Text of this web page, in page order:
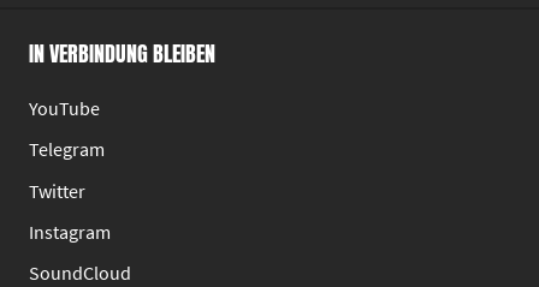
IN VERBINDUNG BLEIBEN
YouTube
Telegram
Twitter
Instagram
SoundCloud